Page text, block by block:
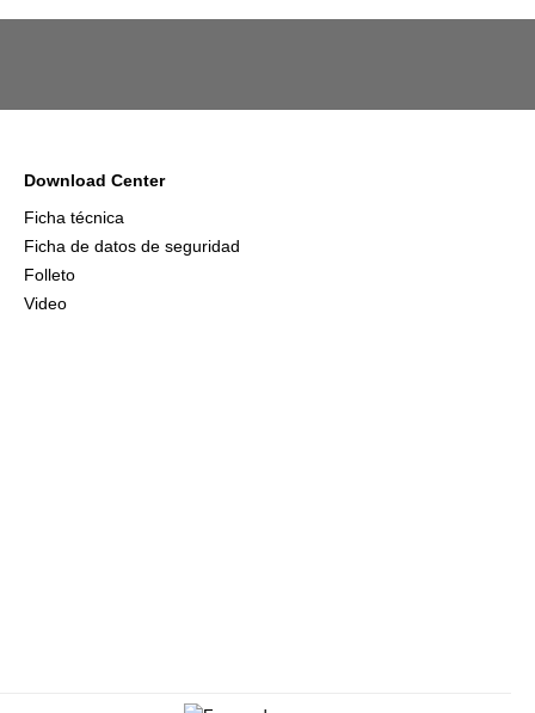
Download Center
Ficha técnica
Ficha de datos de seguridad
Folleto
Video